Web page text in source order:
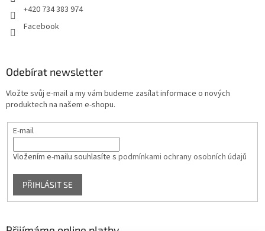
+420 734 383 974
Facebook
Odebírat newsletter
Vložte svůj e-mail a my vám budeme zasílat informace o nových
produktech na našem e-shopu.
E-mail
Vložením e-mailu souhlasíte s podmínkami ochrany osobních údajů
PŘIHLÁSIT SE